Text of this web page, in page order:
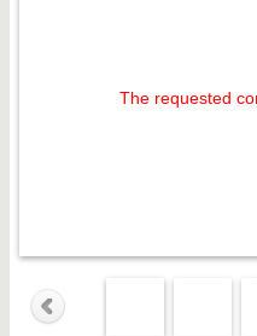
The requested